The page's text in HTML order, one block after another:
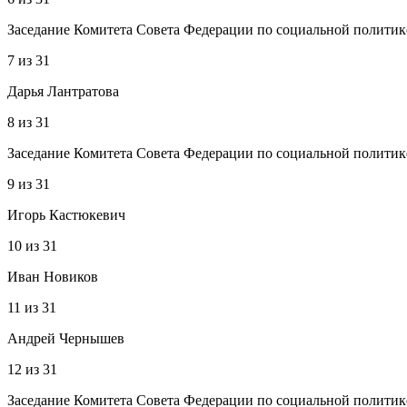
Заседание Комитета Совета Федерации по социальной
7 из 31
Дарья Лантратова
8 из 31
Заседание Комитета Совета Федерации по социальной
9 из 31
Игорь Кастюкевич
10 из 31
Иван Новиков
11 из 31
Андрей Чернышев
12 из 31
Заседание Комитета Совета Федерации по социальной